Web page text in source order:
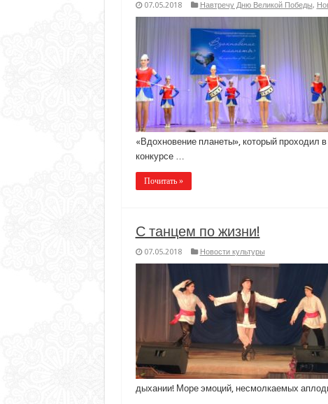
07.05.2018 Навтречу Дню Великой Победы,
«Вдохновение планеты», который проходил
конкурсе …
Почитать »
С танцем по жизни!
07.05.2018 Новости культуры
дыхании! Море эмоций, несмолкаемых